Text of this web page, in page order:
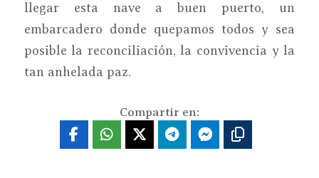
llegar esta nave a buen puerto, un
embarcadero donde quepamos todos y sea
posible la reconciliación, la convivencia y la
tan anhelada paz.
Compartir en: